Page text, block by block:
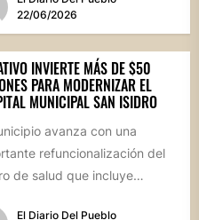
22/06/2026
INVIERTE MÁS DE $50
PARA MODERNIZAR EL
MUNICIPAL SAN ISIDRO
avanza con una
refuncionalización del
de salud que incluye
El Diario Del Pueblo